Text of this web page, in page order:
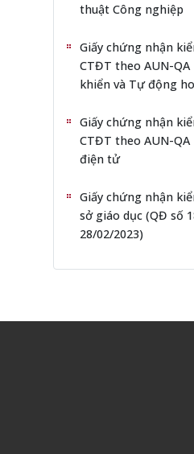
thuật Công nghiệp
Giấy chứng nhận
CTĐT theo AUN-
khiển và Tự động
Giấy chứng nhận
CTĐT theo AUN-
điện tử
Giấy chứng nhận
sở giáo dục (QĐ số
28/02/2023)